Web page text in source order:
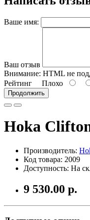
Ваше имя:
Ваш отзыв
Внимание: HTML не
Рейтинг Плохо
Продолжить
Hoka
Производитель:
Код товара: 2009
Доступность: На
9 530.00 р.